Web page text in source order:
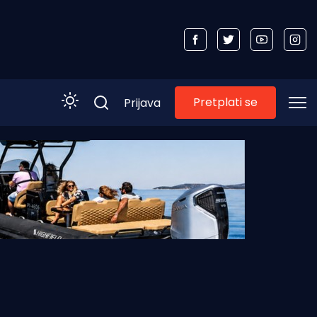
Prijava Pretplati se